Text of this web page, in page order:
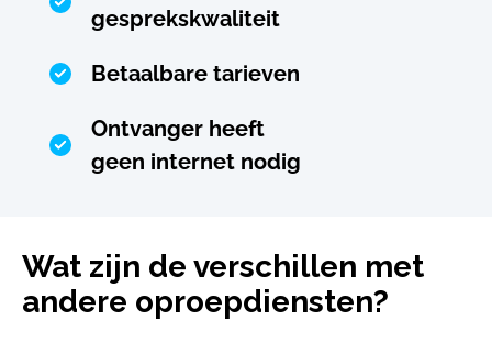
gesprekskwaliteit
Betaalbare tarieven
Ontvanger heeft
geen internet nodig
Wat zijn de verschillen met
andere oproepdiensten?